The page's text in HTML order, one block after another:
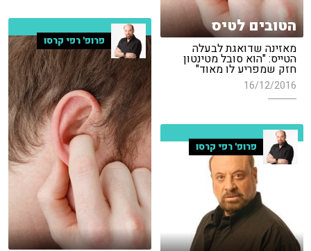
הטובים לטיס
מאזינה שדואגת לבעלה
הטייס: "הוא סובל מטינטון
חזק שמפריע לו מאוד"
16/12/2016
פרופ' רפי קרסו
פרופ' רפי קרסו